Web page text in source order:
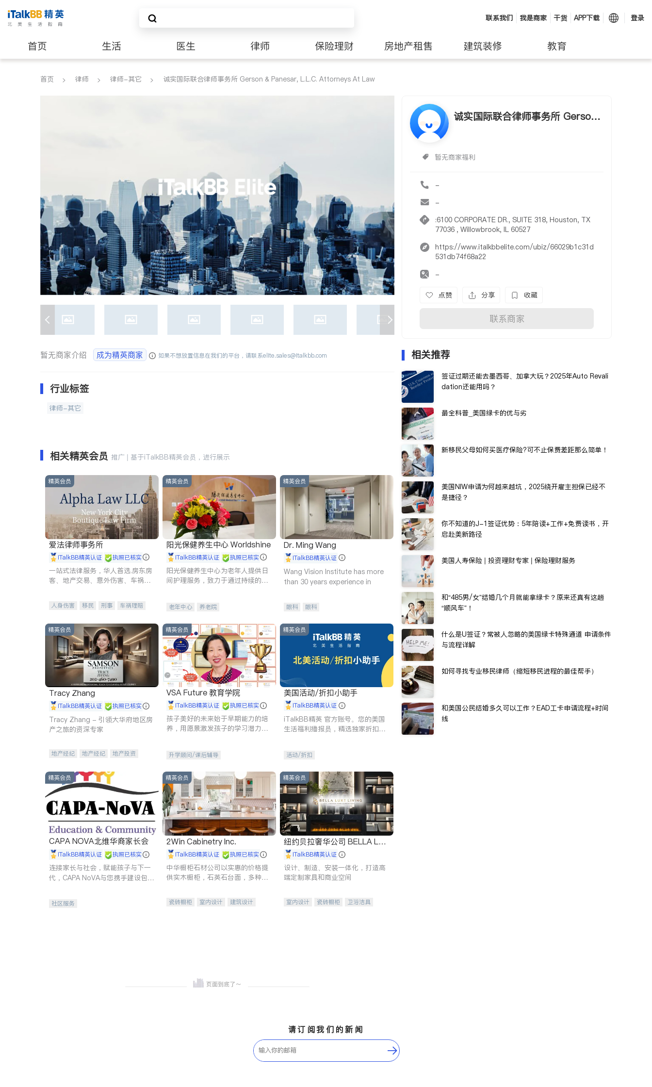
联系我们 我是商家 干货 APP下载 登录
首页 生活 医生 律师 保险理财 房地产租售 建筑装修 教育
养老 非盈利组织
首页 律师 律师-其它 诚实国际联合律师事务所 Gerson & Panesar, L.L.C. Attorneys At Law
诚实国际联合律师事务所 Gerson
暂无商家福利
-
-
:6100 CORPORATE DR., SUITE 318, Houston, TX
77036 , Willowbrook, IL 60527
https://www.italkbbelite.com/ubiz/66029b1c31d
531db74f68a22
-
点赞 分享 收藏
联系商家
暂无商家介绍 成为精英商家 如果不想放置信息在我们的平台，请联系elite.sales@italkbb.com
行业标签
律师-其它
相关精英会员 推广 | 基于iTalkBB精英会员，进行展示
精英会员
爱法律师事务所
iTalkBB精英认证 执照已核实
一站式法律服务，华人首选.房东房
客、地产交易、意外伤害、车祸重
人身伤害 移民 刑事
车祸理赔
商标注册
索赔 律师-其它 保释
精英会员
阳光保健养生中心 Worldshine
iTalkBB精英认证 执照已核实
阳光保健养生中心为老年人提供日
间护理服务，致力于通过持续的护
老年中心 养老院
精英会员
Dr. Ming Wang
iTalkBB精英认证
Wang Vision Institute has more
than 30 years experience in
眼科 眼科
精英会员
Tracy Zhang
iTalkBB精英认证 执照已核实
Tracy Zhang - 引领大华府地区房
产之旅的资深专家
地产经纪 地产经纪
地产投资
精英会员
VSA Future 教育学院
iTalkBB精英认证 执照已核实
孩子美好的未来始于早期能力的培
养，用愿景激发孩子的学习潜力和
升学顾问/课后辅导
精英会员
美国活动/折扣小助手
iTalkBB精英认证
iTalkBB精英 官方账号。您的美国
生活福利播报员，精选独家折扣、
活动/折扣
精英会员
CAPA NOVA北维华裔家长会
iTalkBB精英认证 执照已核实
连接家长与社会，赋能孩子与下一
代，CAPA NoVA与您携手建设包
社区服务
精英会员
2Win Cabinetry Inc.
iTalkBB精英认证 执照已核实
中华橱柜石材公司以实惠的价格提
供实木橱柜，石英石台面，多种优
瓷砖橱柜 室内设计
建筑设计
精英会员
纽约贝拉奢华公司 BELLA LUX
E iTalkBB精英认证
设计、制造、安装一体化，打造高
端定制家具和商业空间
室内设计 瓷砖橱柜
卫浴洁具
相关推荐
签证过期还能去墨西哥、加拿大玩？2025年Auto Revali
dation还能用吗？
最全科普_美国绿卡的优与劣
新移民父母如何买医疗保险?可不止保费差距那么简单！
美国NIW申请为何越来越坑，2025绕开雇主担保已经不
是捷径？
你不知道的J-1签证优势：5年陪读+工作+免费读书，开
启赴美新路径
美国人寿保险 | 投资理财专家 | 保险理财服务
和“485男/女”结婚几个月就能拿绿卡？原来还真有这趟
“顺风车”！
什么是U签证？常被人忽略的美国绿卡特殊通道 申请条件
与流程详解
如何寻找专业移民律师（缩短移民进程的最佳帮手）
和美国公民结婚多久可以工作？EAD工卡申请流程+时间
线
请订阅我们的新闻